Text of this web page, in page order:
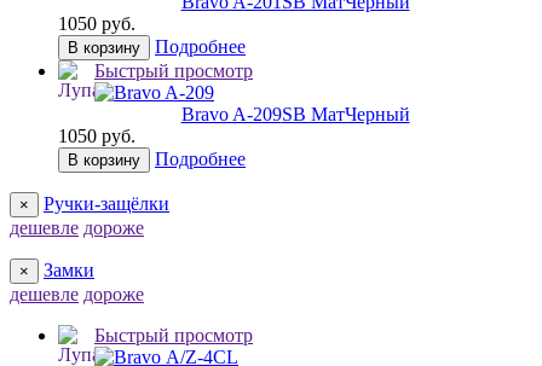
1050 руб.
В корзину
Подробнее
Быстрый просмотр
Bravo A-209SB МатЧерный
1050 руб.
В корзину Подробнее
×
Ручки-защёлки
дешевле дороже
×
Замки
дешевле дороже
Быстрый просмотр